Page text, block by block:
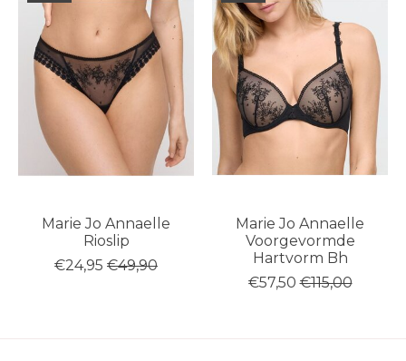
Marie Jo Annaelle
Rioslip
€24,95 €49,90
Marie Jo Annaelle
Voorgevormde
Hartvorm Bh
€57,50 €115,00